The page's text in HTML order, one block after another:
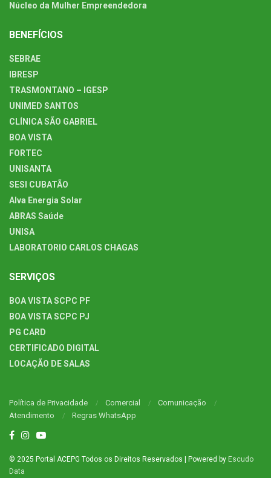
Núcleo da Mulher Empreendedora
BENEFÍCIOS
SEBRAE
IBRESP
TRASMONTANO – IGESP
UNIMED SANTOS
CLÍNICA SÃO GABRIEL
BOA VISTA
FORTEC
UNISANTA
SESI CUBATÃO
Alva Energia Solar
ABRAS Saúde
UNISA
LABORATORIO CARLOS CHAGAS
SERVIÇOS
BOA VISTA SCPC PF
BOA VISTA SCPC PJ
PG CARD
CERTIFICADO DIGITAL
LOCAÇÃO DE SALAS
Política de Privacidade Comercial
Comunicação
Atendimento
Regras WhatsApp
© 2025 Portal ACEPG Todos os Direitos Reservados | Powered by Escudo
Data